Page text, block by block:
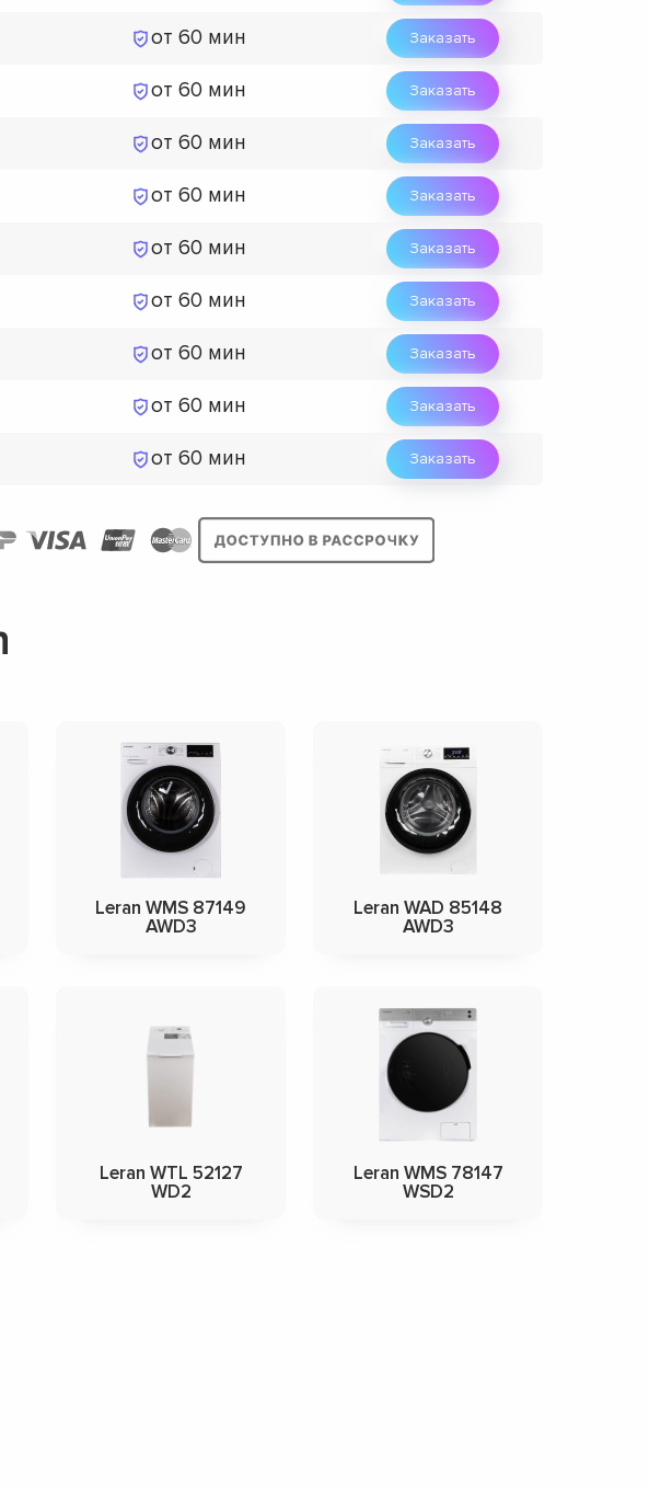
от 60 мин Заказать
от 60 мин Заказать
от 60 мин Заказать
от 60 мин Заказать
от 60 мин Заказать
от 60 мин Заказать
от 60 мин Заказать
от 60 мин Заказать
от 60 мин Заказать
Leran WMS 87149
AWD3
Leran WAD 85148
AWD3
Leran WTL 52127
WD2
Leran WMS 78147
WSD2